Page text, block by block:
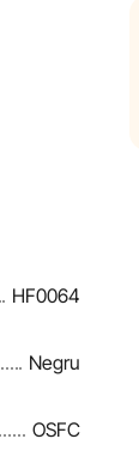
HF0064
Negru
OSFC